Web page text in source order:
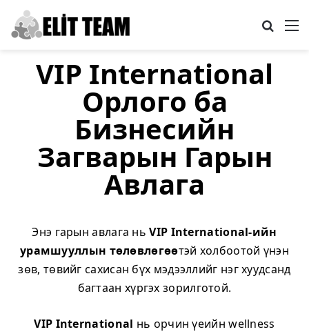
VIP International
Орлого ба
Бизнесийн
Загварын Гарын
Авлага
Энэ гарын авлага ньVIP International-ийн
урамшууллын төлөвлөгөөтэй холбоотой үнэн
зөв, төвийг сахисан бүх мэдээллийг нэг хуудсанд
багтаан хүргэх зорилготой.
VIP International нь орчин үеийн wellness